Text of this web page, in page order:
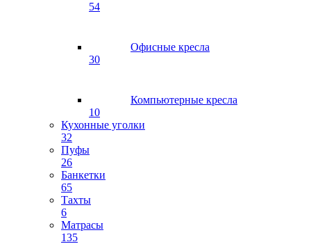
54
Офисные кресла
30
Компьютерные кресла
10
Кухонные уголки
32
Пуфы
26
Банкетки
65
Тахты
6
Матрасы
135